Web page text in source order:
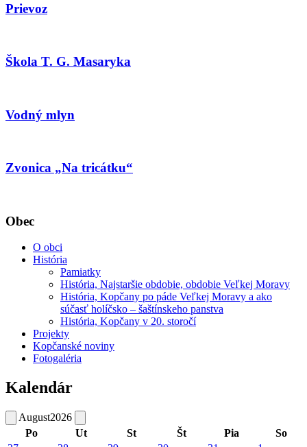
Prievoz
Škola T. G. Masaryka
Vodný mlyn
Zvonica „Na tricátku“
Obec
O obci
História
Pamiatky
História, Najstaršie obdobie, obdobie Veľkej Moravy
História, Kopčany po páde Veľkej Moravy a ako
súčasť holíčsko – šaštínskeho panstva
História, Kopčany v 20. storočí
Projekty
Kopčanské noviny
Fotogaléria
Kalendár
August2026
Po
Ut St Št Pia
So